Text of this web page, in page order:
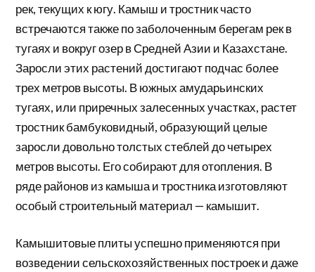
рек, текущих к югу. Камыш и тростник часто
встречаются также по заболоченным берегам рек в
тугаях и вокруг озер в Средней Азии и Казахстане.
Заросли этих растений достигают подчас более
трех метров высоты. В южных амударьинских
тугаях, или приречных залесенных участках, растет
тростник бамбуковидный, образующий целые
заросли довольно толстых стеблей до четырех
метров высоты. Его собирают для отопления. В
ряде районов из камыша и тростника изготовляют
особый строительный материал — камышит.
Камышитовые плиты успешно применяются при
возведении сельскохозяйственных построек и даже